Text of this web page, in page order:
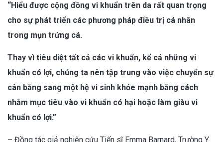
“Hiểu được cộng đồng vi khuẩn trên da rất quan trọng
cho sự phát triển các phương pháp điều trị cá nhân
trong mụn trứng cá.
Thay vì tiêu diệt tất cả các vi khuẩn, kể cả những vi
khuẩn có lợi, chúng ta nên tập trung vào việc chuyển sự
cân bằng sang một hệ vi sinh khỏe mạnh bằng cách
nhắm mục tiêu vào vi khuẩn có hại hoặc làm giàu vi
khuẩn có lợi.”
– Đồng tác giả nghiên cứu Tiến sĩ Emma Barnard, Trường Y